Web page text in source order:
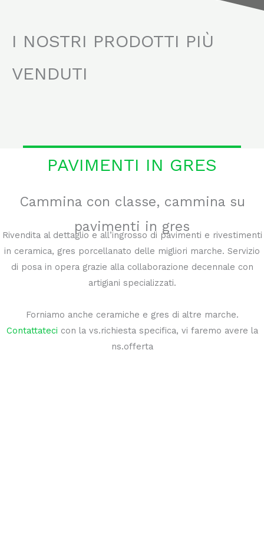
I NOSTRI PRODOTTI PIÙ
VENDUTI
PAVIMENTI IN GRES
Cammina con classe, cammina su
pavimenti in gres
Rivendita al dettaglio e all’ingrosso di pavimenti e rivestimenti
in ceramica, gres porcellanato delle migliori marche. Servizio
di posa in opera grazie alla collaborazione decennale con
artigiani specializzati.
Forniamo anche ceramiche e gres di altre marche.
Contattateci con la vs.richiesta specifica, vi faremo avere la
ns.offerta